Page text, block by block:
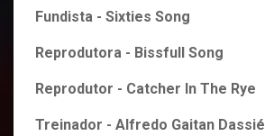
Fundista - Sixties Song
Reprodutora - Bissfull Song
Reprodutor - Catcher In The Rye
Treinador - Alfredo Gaitan Dassié